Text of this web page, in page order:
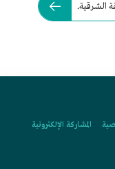
الشرقية.
المشاركة الإلكترونية